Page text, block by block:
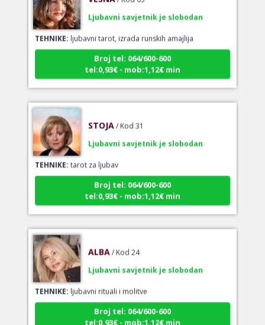
Ljubavni savjetnik je slobodan
TEHNIKE:ljubavni tarot, izrada runskih amajlija
Broj tel: 064/600-600
tel:0,93€ - mob:1,12€ min
Ljubavni savjetnik je slobodan
TEHNIKE:tarot za ljubav
Broj tel: 064/600-600
tel:0,93€ - mob:1,12€ min
Ljubavni savjetnik je slobodan
TEHNIKE:ljubavni rituali i molitve
Broj tel: 064/600-600
tel:0,93€ - mob:1,12€ min